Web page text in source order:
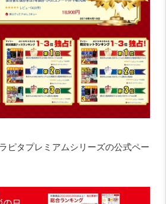
ピタプレミアムシリーズの公式ペー